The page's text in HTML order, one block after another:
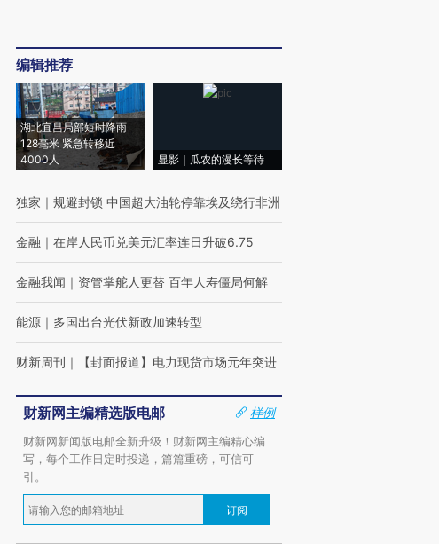
编辑推荐
湖北宜昌局部短时降雨
128毫米 紧急转移近
4000人
显影｜瓜农的漫长等待
独家 ｜ 规避封锁 中国超大油轮停靠埃及绕行非洲
金融 ｜ 在岸人民币兑美元汇率连日升破6.75
金融我闻 ｜ 资管掌舵人更替 百年人寿僵局何解
能源 ｜ 多国出台光伏新政加速转型
财新周刊 ｜ 【封面报道】电力现货市场元年突进
财新网主编精选版电邮
样例
财新网新闻版电邮全新升级！财新网主编精心编
写，每个工作日定时投递，篇篇重磅，可信可
引。
订阅